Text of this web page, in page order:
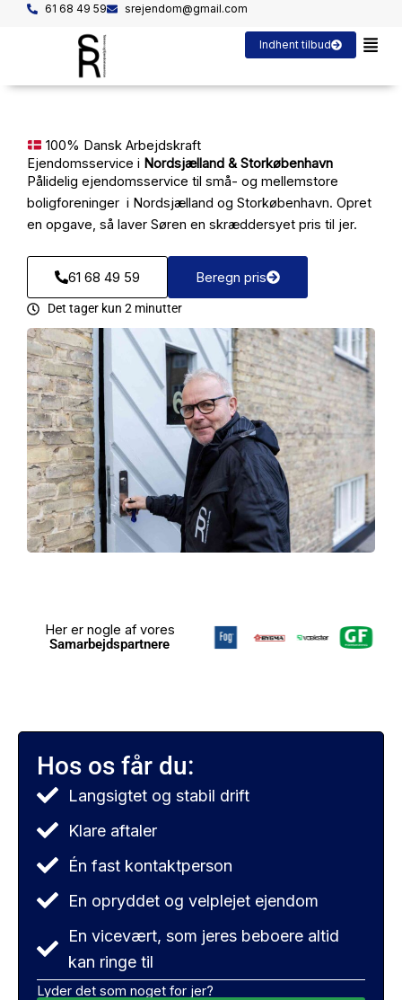
61 68 49 59 srejendom@gmail.com
Indhent tilbud
100% Dansk Arbejdskraft
Ejendomsservice i Nordsjælland & Storkøbenhavn
Pålidelig ejendomsservice til små- og mellemstore
boligforeninger i Nordsjælland og Storkøbenhavn. Opret
en opgave, så laver Søren en skræddersyet pris til jer.
61 68 49 59 Beregn pris
Det tager kun 2 minutter
Her er nogle af vores
Samarbejdspartnere
Hos os får du:
Langsigtet og stabil drift
Klare aftaler
Én fast kontaktperson
En opryddet og velplejet ejendom
En vicevært, som jeres beboere altid
kan ringe til
Lyder det som noget for jer?